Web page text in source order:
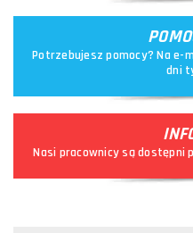
Potrzebujesz pomocy? Na e-
dni
Nasi pracownicy są dostępni